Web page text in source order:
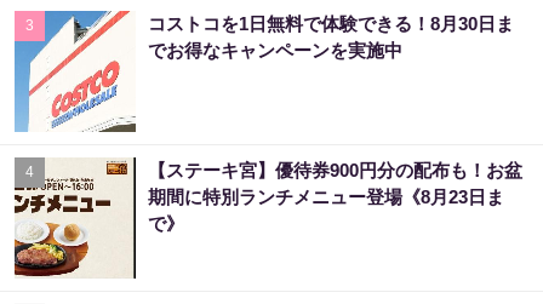
3
コストコを1日無料で体験できる！8月30日ま
でお得なキャンペーンを実施中
4
【ステーキ宮】優待券900円分の配布も！お盆
期間に特別ランチメニュー登場《8月23日ま
で》